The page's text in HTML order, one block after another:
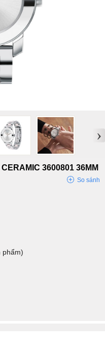
›
3600801 36MM
So sánh
phẩm)